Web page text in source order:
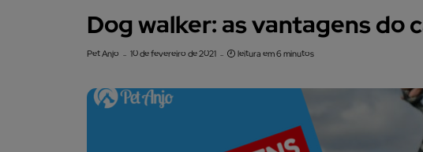
Dog walker: as vantagens do
Pet Anjo 10 de fevereiro de 2021 leitura em 6 minutos